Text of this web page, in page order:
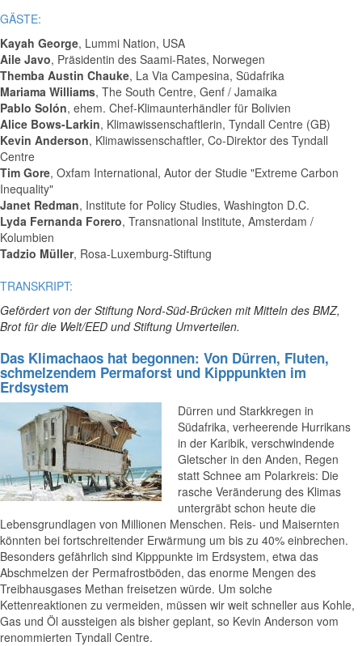
GÄSTE:
Kayah George, Lummi Nation, USA
Aile Javo, Präsidentin des Saami-Rates, Norwegen
Themba Austin Chauke, La Via Campesina, Südafrika
Mariama Williams, The South Centre, Genf / Jamaika
Pablo Solón, ehem. Chef-Klimaunterhändler für Bolivien
Alice Bows-Larkin, Klimawissenschaftlerin, Tyndall Centre (GB)
Kevin Anderson, Klimawissenschaftler, Co-Direktor des Tyndall
Centre
Tim Gore, Oxfam International, Autor der Studie "Extreme Carbon
Inequality"
Janet Redman, Institute for Policy Studies, Washington D.C.
Lyda Fernanda Forero, Transnational Institute, Amsterdam /
Kolumbien
Tadzio Müller, Rosa-Luxemburg-Stiftung
TRANSKRIPT:
Gefördert von der Stiftung Nord-Süd-Brücken mit Mitteln des BMZ,
Brot für die Welt/EED und Stiftung Umverteilen.
Das Klimachaos hat begonnen: Von Dürren, Fluten,
schmelzendem Permaforst und Kipppunkten im
Erdsystem
Dürren und Starkkregen in
Südafrika, verheerende Hurrikans
in der Karibik, verschwindende
Gletscher in den Anden, Regen
statt Schnee am Polarkreis: Die
rasche Veränderung des Klimas
untergräbt schon heute die
Lebensgrundlagen von Millionen Menschen. Reis- und Maisernten
könnten bei fortschreitender Erwärmung um bis zu 40% einbrechen.
Besonders gefährlich sind Kipppunkte im Erdsystem, etwa das
Abschmelzen der Permafrostböden, das enorme Mengen des
Treibhausgases Methan freisetzen würde. Um solche
Kettenreaktionen zu vermeiden, müssen wir weit schneller aus Kohle,
Gas und Öl aussteigen als bisher geplant, so Kevin Anderson vom
renommierten Tyndall Centre.